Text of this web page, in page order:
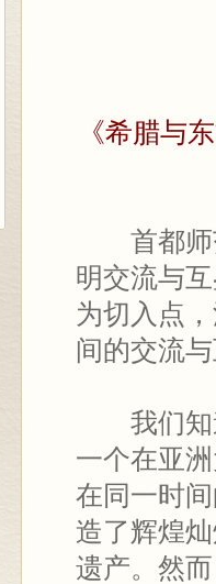
《希腊与
首都
明交流与
为切入点
间的交流
我们
一个在亚
在同一时
造了辉煌
遗产。然